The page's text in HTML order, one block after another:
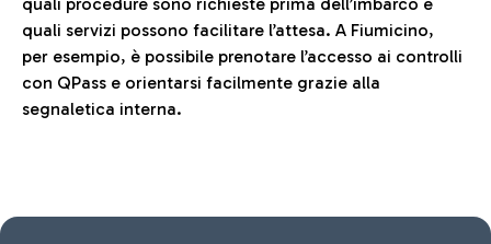
quali servizi possono facilitare l’attesa. A Fiumicino,
per esempio, è possibile prenotare l’accesso ai controlli
con QPass e orientarsi facilmente grazie alla
segnaletica interna.